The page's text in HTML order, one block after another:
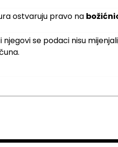
ostvaruju pravo na
se podaci nisu